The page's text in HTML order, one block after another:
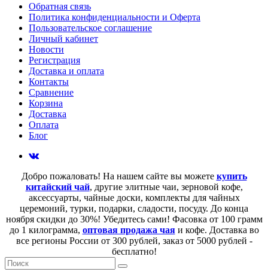
Обратная связь
Политика конфиденциальности и Оферта
Пользовательское соглашение
Личный кабинет
Новости
Регистрация
Доставка и оплата
Контакты
Сравнение
Корзина
Доставка
Оплата
Блог
Добро пожаловать! На нашем сайте вы можете купить
китайский чай, другие элитные чаи, зерновой кофе,
аксессуарты, чайные доски, комплекты для чайных
церемоний, турки, подарки, сладости, посуду. До конца
ноября скидки до 30%! Убедитесь сами! Фасовка от 100 грамм
до 1 килограмма, оптовая продажа чаяи кофе. Доставка во
все регионы России от 300 рублей, заказ от 5000 рублей -
бесплатно!